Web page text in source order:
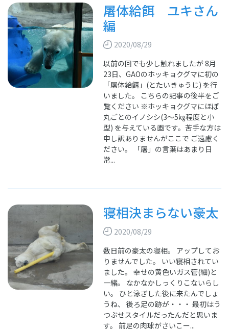
屠体給餌 ユキさん
編
2020/08/29
以前の回でも少し触れましたが 8月
23日、GAOのホッキョクグマに初の
「屠体給餌」(とたいきゅうじ) を行
いました。 こちらの記事の後半をご
覧ください ※ホッキョクグマにほぼ
丸ごとのイノシシ(3～5㎏程度と小
型) を与えている画です。苦手な方は
申し訳ありませんがここで ご遠慮く
ださい。 「屠」の言葉はあまり日
常...
寝相決まらない豪太
2020/08/29
数日前の豪太の寝相。 アップしてお
りませんでした。 いい寝相されてい
ました。 幸せの黄色いガス管(細)と
一緒。 なかなかしっくりこないらし
い。 ひと泳ぎした後に来たんでしょ
うね、 後ろ足の跡が・・・ 最初はう
つぶせスタイルだったんだと思いま
す。 前足の肉球がさいこー...